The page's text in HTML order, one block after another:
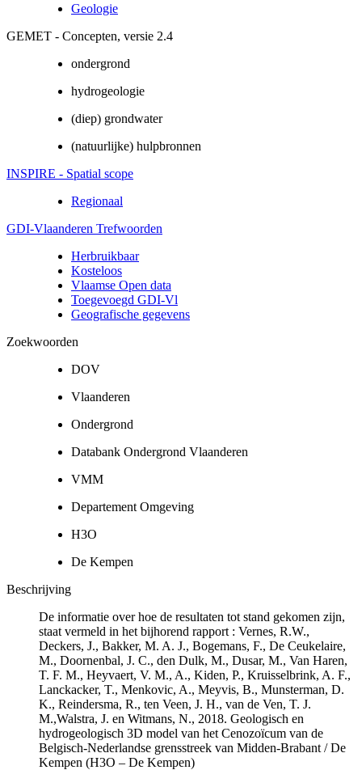
Geologie
GEMET - Concepten, versie 2.4
ondergrond
hydrogeologie
(diep) grondwater
(natuurlijke) hulpbronnen
INSPIRE - Spatial scope
Regionaal
GDI-Vlaanderen Trefwoorden
Herbruikbaar
Kosteloos
Vlaamse Open data
Toegevoegd GDI-Vl
Geografische gegevens
Zoekwoorden
DOV
Vlaanderen
Ondergrond
Databank Ondergrond Vlaanderen
VMM
Departement Omgeving
H3O
De Kempen
Beschrijving
De informatie over hoe de resultaten tot stand gekomen zijn,
staat vermeld in het bijhorend rapport : Vernes, R.W.,
Deckers, J., Bakker, M. A. J., Bogemans, F., De Ceukelaire,
M., Doornenbal, J. C., den Dulk, M., Dusar, M., Van Haren,
T. F. M., Heyvaert, V. M., A., Kiden, P., Kruisselbrink, A. F.,
Lanckacker, T., Menkovic, A., Meyvis, B., Munsterman, D.
K., Reindersma, R., ten Veen, J. H., van de Ven, T. J.
M.,Walstra, J. en Witmans, N., 2018. Geologisch en
hydrogeologisch 3D model van het Cenozoïcum van de
Belgisch-Nederlandse grensstreek van Midden-Brabant / De
Kempen (H3O – De Kempen)